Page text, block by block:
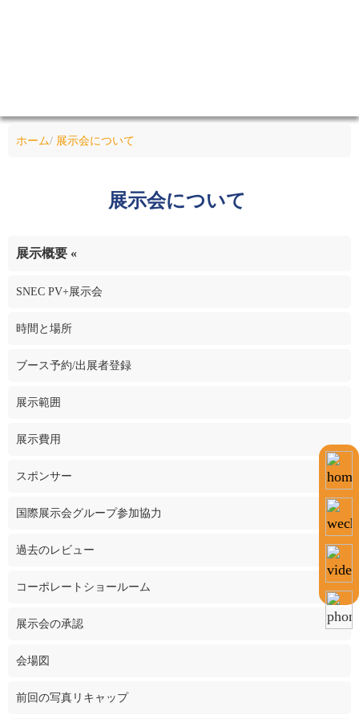
ホーム/ 展示会について
展示会について
展示概要 «
SNEC PV+展示会
時間と場所
ブース予約/出展者登録
展示範囲
展示費用
スポンサー
国際展示会グループ参加協力
過去のレビュー
コーポレートショールーム
展示会の承認
会場図
前回の写真リキャップ